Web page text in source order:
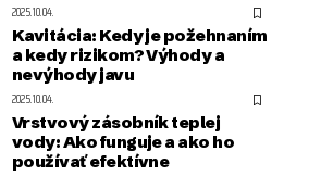
2025.10.04.
Kavitácia: Kedy je požehnaním
a kedy rizikom? Výhody a
nevýhody javu
2025.10.04.
Vrstvový zásobník teplej
vody: Ako funguje a ako ho
používať efektívne